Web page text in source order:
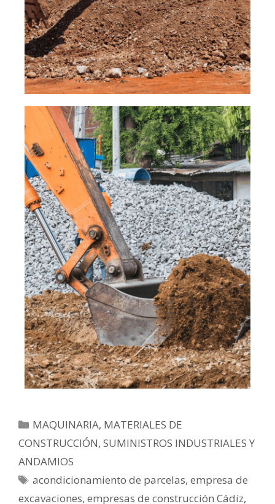
MAQUINARIA, MATERIALES DE
CONSTRUCCIÓN, SUMINISTROS INDUSTRIALES Y
ANDAMIOS
acondicionamiento de parcelas,empresa de
excavaciones, empresas de construcción Cádiz,